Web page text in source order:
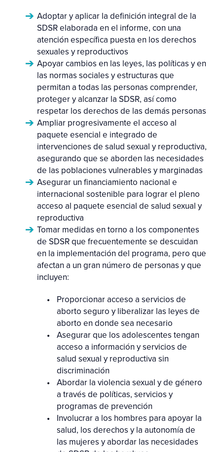
Adoptar y aplicar la definición integral de la
SDSR elaborada en el informe, con una
atención específica puesta en los derechos
sexuales y reproductivos
Apoyar cambios en las leyes, las políticas y en
las normas sociales y estructuras que
permitan a todas las personas comprender,
proteger y alcanzar la SDSR, así como
respetar los derechos de las demás personas
Ampliar progresivamente el acceso al
paquete esencial e integrado de
intervenciones de salud sexual y reproductiva,
asegurando que se aborden las necesidades
de las poblaciones vulnerables y marginadas
Asegurar un financiamiento nacional e
internacional sostenible para lograr el pleno
acceso al paquete esencial de salud sexual y
reproductiva
Tomar medidas en torno a los componentes
de SDSR que frecuentemente se descuidan
en la implementación del programa, pero que
afectan a un gran número de personas y que
incluyen:
Proporcionar acceso a servicios de
aborto seguro y liberalizar las leyes de
aborto en donde sea necesario
Asegurar que los adolescentes tengan
acceso a información y servicios de
salud sexual y reproductiva sin
discriminación
Abordar la violencia sexual y de género
a través de políticas, servicios y
programas de prevención
Involucrar a los hombres para apoyar la
salud, los derechos y la autonomía de
las mujeres y abordar las necesidades